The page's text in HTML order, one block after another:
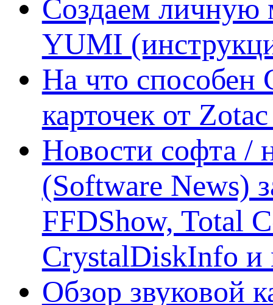
Создаем личную
YUMI
На что способен
карточек от
Новости софта /
(Software News)
FFDShow, Total
CrystalDiskInfo и
Обзор звуковой